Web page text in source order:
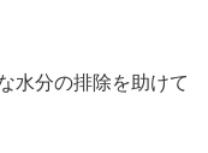
水分の排除を助けて